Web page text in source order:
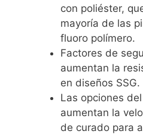
con poliéster,
mayoría de las
fluoro polímero.
Factores de
aumentan la
en diseños SSG.
Las opciones
aumentan la
de curado para